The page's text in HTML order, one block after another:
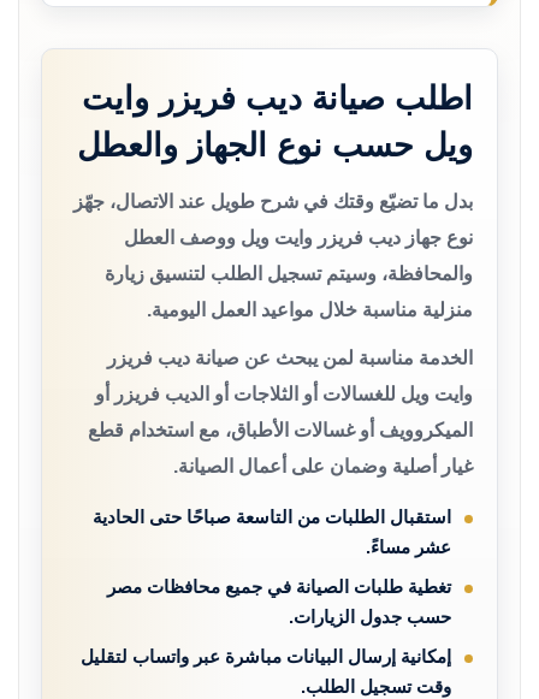
اطلب صيانة ديب فريزر وايت
ويل حسب نوع الجهاز والعطل
بدل ما تضيّع وقتك في شرح طويل عند الاتصال، جهّز
نوع جهاز ديب فريزر وايت ويل ووصف العطل
والمحافظة، وسيتم تسجيل الطلب لتنسيق زيارة
منزلية مناسبة خلال مواعيد العمل اليومية.
الخدمة مناسبة لمن يبحث عن صيانة ديب فريزر
وايت ويل للغسالات أو الثلاجات أو الديب فريزر أو
الميكروويف أو غسالات الأطباق، مع استخدام قطع
غيار أصلية وضمان على أعمال الصيانة.
استقبال الطلبات من التاسعة صباحًا حتى الحادية
عشر مساءً.
تغطية طلبات الصيانة في جميع محافظات مصر
حسب جدول الزيارات.
إمكانية إرسال البيانات مباشرة عبر واتساب لتقليل
وقت تسجيل الطلب.